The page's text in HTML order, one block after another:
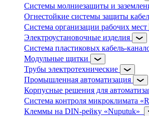
Системы молниезащиты и
Огнестойкие системы защиты
Система организации рабочих мест
Электроустановочные изделия
Система пластиковых кабель-
Модульные щитки
Трубы электротехнические
Промышленная автоматизация
Корпусные решения для
Система контроля микроклимата
Клеммы на DIN-рейку «Nuputuk»